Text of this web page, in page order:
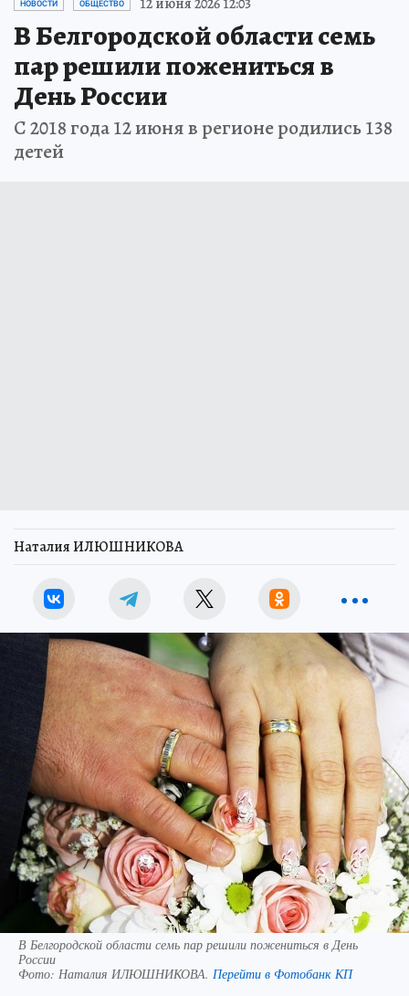
НОВОСТИ ОБЩЕСТВО
В Белгородской области семь
пар решили пожениться в
День России
С 2018 года 12 июня в регионе родились 138
детей
Наталия ИЛЮШНИКОВА
В Белгородской области семь пар решили пожениться в День
России
Фото: Наталия ИЛЮШНИКОВА. Перейти в Фотобанк КП